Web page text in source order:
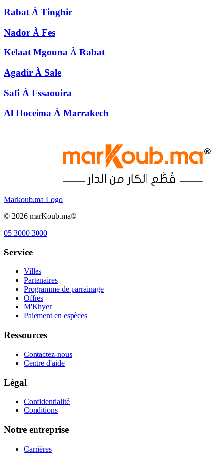
Rabat À Tinghir
Nador À Fes
Kelaat Mgouna À Rabat
Agadir À Sale
Safi À Essaouira
Al Hoceima À Marrakech
Markoub.ma Logo
© 2026 marKoub.ma®
05 3000 3000
Service
Villes
Partenaires
Programme de parrainage
Offres
M'Khyer
Paiement en espèces
Ressources
Contactez-nous
Centre d'aide
Légal
Confidentialité
Conditions
Notre entreprise
Carrières